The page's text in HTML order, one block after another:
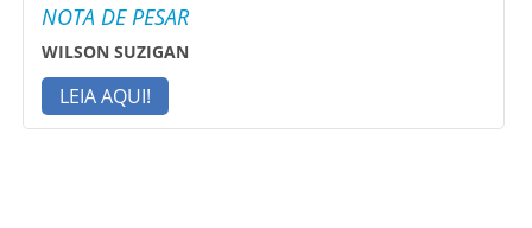
NOTA DE PESAR
WILSON SUZIGAN
LEIA AQUI!